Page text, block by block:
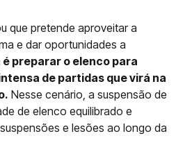
que pretende aproveitar a
e dar oportunidades a
é preparar o elenco para
de partidas que virá na
Nesse cenário, a suspensão de
de elenco equilibrado e
e lesões ao longo da